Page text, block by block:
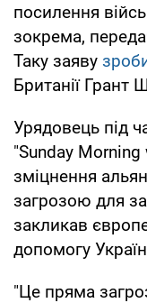
посилення
зокрема,
Таку заяву
Британії Грант
Урядовець під
"Sunday
зміцнення
загрозою для
закликав
допомогу
"Це пряма